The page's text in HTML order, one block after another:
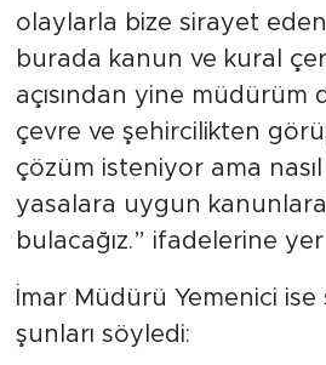
olaylarla bize sirayet
burada kanun ve kural
açısından yine müdürüm
çevre ve şehircilikten
çözüm isteniyor ama
yasalara uygun
bulacağız.” ifadelerine
İmar Müdürü Yemenici
şunları söyledi: